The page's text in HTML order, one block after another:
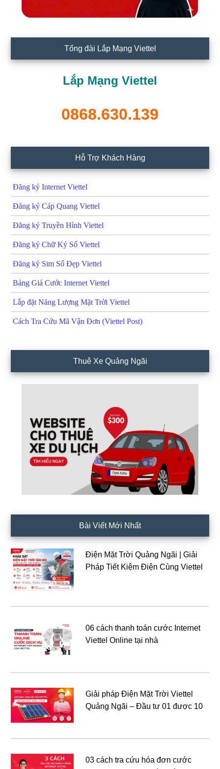
Tổng đài Lắp Mạng Viettel
Lắp Mạng Viettel
0868.630.139
Hỗ Trợ Khách Hàng
Đăng ký Internet Viettel
Đăng ký Cáp Quang Viettel
Đăng ký Truyền Hình Viettel
Đăng ký Chữ Ký Số Viettel
Đăng ký Sim Số Đẹp Viettel
Bảng Giá Cước Internet Viettel
Lắp đặt Năng Lượng Mặt Trời Viettel
Cách Tra Cứu Mã Vận Đơn (Viettel Post)
Thuê Xe Quảng Ngãi
Bài Viết Mới Nhất
Điện Mặt Trời Quảng Ngãi | Giải
Pháp Tiết Kiệm Điện Cùng Viettel
06 cách thanh toán cước Internet
Viettel Online tại nhà
Giải pháp Điện Mặt Trời Viettel
Quảng Ngãi – Đầu tư 01 được 10
03 cách tra cứu hóa đơn cước